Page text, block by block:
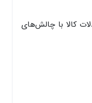
کالا با چالش‌های